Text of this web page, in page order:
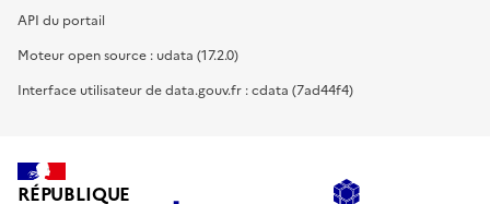
API du portail
Moteur open source : udata (17.2.0)
Interface utilisateur de data.gouv.fr : cdata (7ad44f4)
RÉPUBLIQUE